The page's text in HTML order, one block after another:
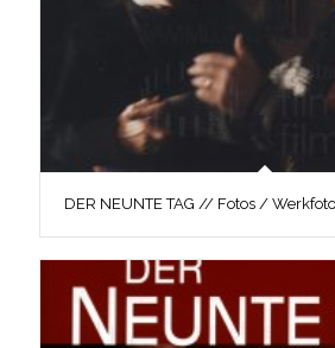
DER NEUNTE TAG // Fotos /